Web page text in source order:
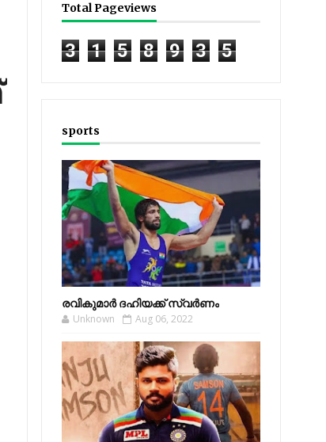
Total Pageviews
3 1 5 8 9 3 5
sports
രവികുമാര്‍ ദഹിയക്ക് സ്വര്‍ണം
Unknown Aug 06, 2022